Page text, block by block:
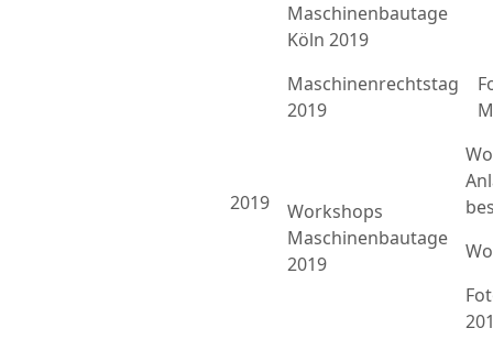
2019
Maschinenbautage
Köln 2019
Maschinenrechtstag
2019
Workshops
Maschinenbautage
2019